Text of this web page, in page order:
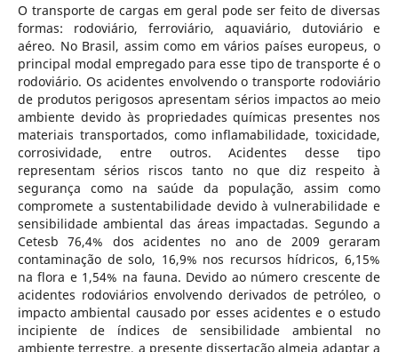
O transporte de cargas em geral pode ser feito de diversas
formas: rodoviário, ferroviário, aquaviário, dutoviário e
aéreo. No Brasil, assim como em vários países europeus, o
principal modal empregado para esse tipo de transporte é o
rodoviário. Os acidentes envolvendo o transporte rodoviário
de produtos perigosos apresentam sérios impactos ao meio
ambiente devido às propriedades químicas presentes nos
materiais transportados, como inflamabilidade, toxicidade,
corrosividade, entre outros. Acidentes desse tipo
representam sérios riscos tanto no que diz respeito à
segurança como na saúde da população, assim como
compromete a sustentabilidade devido à vulnerabilidade e
sensibilidade ambiental das áreas impactadas. Segundo a
Cetesb 76,4% dos acidentes no ano de 2009 geraram
contaminação de solo, 16,9% nos recursos hídricos, 6,15%
na flora e 1,54% na fauna. Devido ao número crescente de
acidentes rodoviários envolvendo derivados de petróleo, o
impacto ambiental causado por esses acidentes e o estudo
incipiente de índices de sensibilidade ambiental no
ambiente terrestre, a presente dissertação almeja adaptar a